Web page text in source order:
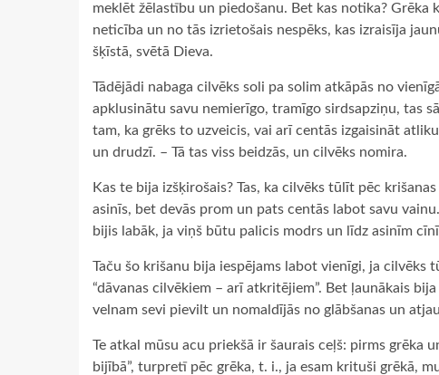
meklēt žēlastību un piedošanu. Bet kas notika?
neticība un no tās izrietošais nespēks, kas izraisīja
šķīstā, svētā Dieva.
Tādējādi nabaga cilvēks soli pa solim atkāpās no
apklusinātu savu nemierīgo, tramīgo sirdsapziņu, tas
tam, ka grēks to uzveicis, vai arī centās izgaisināt
un drudzī. – Tā tas viss beidzās, un cilvēks nomira.
Kas te bija izšķirošais? Tas, ka cilvēks tūlīt pēc
asinīs, bet devās prom un pats centās labot savu
bijis labāk, ja viņš būtu palicis modrs un līdz asinīm
Taču šo krišanu bija iespējams labot vienīgi, ja
“dāvanas cilvēkiem – arī atkritējiem”. Bet ļaunākais
velnam sevi pievilt un nomaldījās no glābšanas un
Te atkal mūsu acu priekšā ir šaurais ceļš: pirms grēka
bijībā”, turpretī pēc grēka, t. i., ja esam krituši grēkā,